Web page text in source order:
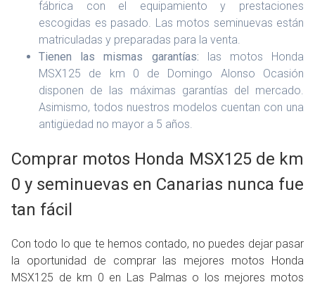
fábrica con el equipamiento y prestaciones
escogidas es pasado. Las motos seminuevas están
matriculadas y preparadas para la venta.
Tienen las mismas garantías: las motos Honda
MSX125 de km 0 de Domingo Alonso Ocasión
disponen de las máximas garantías del mercado.
Asimismo, todos nuestros modelos cuentan con una
antigüedad no mayor a 5 años.
Comprar motos Honda MSX125 de km
0 y seminuevas en Canarias nunca fue
tan fácil
Con todo lo que te hemos contado, no puedes dejar pasar
la oportunidad de comprar las mejores motos Honda
MSX125 de km 0 en Las Palmas o los mejores motos